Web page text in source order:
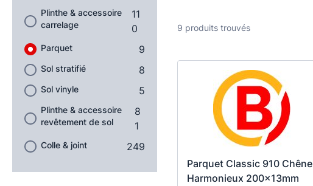
Plinthe & accessoire
carrelage
11
0
Parquet 9
Sol stratifié 8
Sol vinyle 5
Plinthe & accessoire
revêtement de sol
8
1
Colle & joint 249
9 produits trouvés
Parquet Classic 910 Chêne
Harmonieux 200x13mm